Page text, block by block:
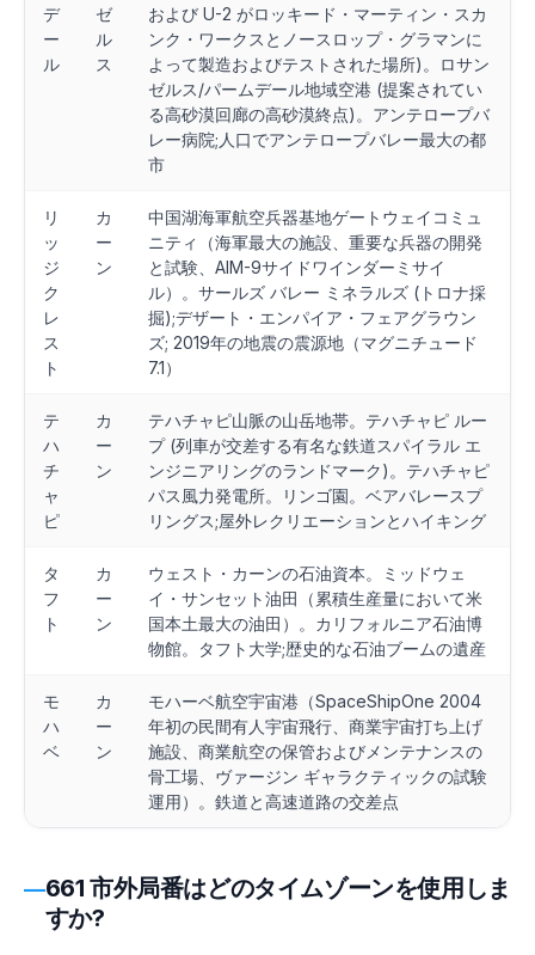
デ
ー
ル
ゼ
ル
ス
および U-2 がロッキード・マーティン・スカ
ンク・ワークスとノースロップ・グラマンに
よって製造およびテストされた場所)。ロサン
ゼルス/パームデール地域空港 (提案されてい
る高砂漠回廊の高砂漠終点)。アンテロープバ
レー病院;人口でアンテロープバレー最大の都
市
リ
ッ
ジ
ク
レ
ス
ト
カ
ー
ン
中国湖海軍航空兵器基地ゲートウェイコミュ
ニティ（海軍最大の施設、重要な兵器の開発
と試験、AIM-9サイドワインダーミサイ
ル）。サールズ バレー ミネラルズ (トロナ採
掘);デザート・エンパイア・フェアグラウン
ズ; 2019年の地震の震源地（マグニチュード
7.1）
テ
ハ
チ
ャ
ピ
カ
ー
ン
テハチャピ山脈の山岳地帯。テハチャピ ルー
プ (列車が交差する有名な鉄道スパイラル エ
ンジニアリングのランドマーク)。テハチャピ
パス風力発電所。リンゴ園。ベアバレースプ
リングス;屋外レクリエーションとハイキング
タ
フ
ト
カ
ー
ン
ウェスト・カーンの石油資本。ミッドウェ
イ・サンセット油田（累積生産量において米
国本土最大の油田）。カリフォルニア石油博
物館。タフト大学;歴史的な石油ブームの遺産
モ
ハ
ベ
カ
ー
ン
モハーベ航空宇宙港（SpaceShipOne 2004
年初の民間有人宇宙飛行、商業宇宙打ち上げ
施設、商業航空の保管およびメンテナンスの
骨工場、ヴァージン ギャラクティックの試験
運用）。鉄道と高速道路の交差点
661 市外局番はどのタイムゾーンを使用しま
すか?